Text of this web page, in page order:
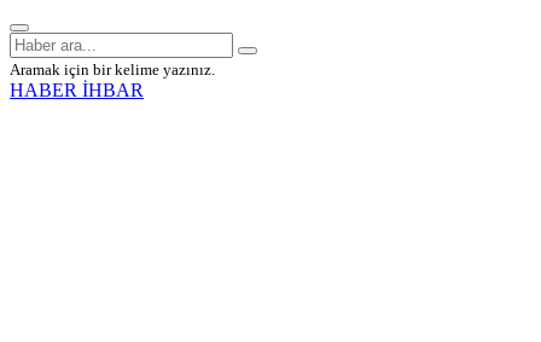
Aramak için bir kelime yazınız.
HABER İHBAR